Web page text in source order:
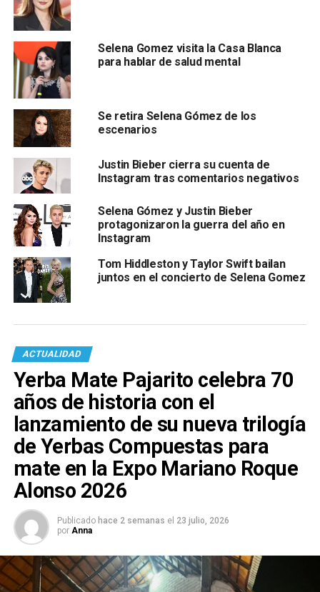
Selena Gomez visita la Casa Blanca
para hablar de salud mental
Se retira Selena Gómez de los
escenarios
Justin Bieber cierra su cuenta de
Instagram tras comentarios negativos
Selena Gómez y Justin Bieber
protagonizaron la guerra del año en
Instagram
Tom Hiddleston y Taylor Swift bailan
juntos en el concierto de Selena Gomez
ACTUALIDAD
Yerba Mate Pajarito celebra 70
años de historia con el
lanzamiento de su nueva trilogía
de Yerbas Compuestas para
mate en la Expo Mariano Roque
Alonso 2026
Publicado hace 2 semanas el 23 julio, 2026
por Anna